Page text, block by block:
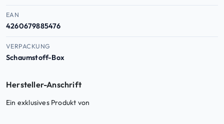
EAN
4260679885476
VERPACKUNG
Schaumstoff-Box
Hersteller-Anschrift
Ein exklusives Produkt von